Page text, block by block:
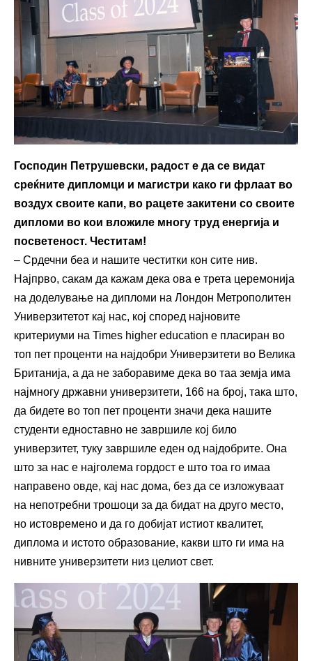
Господин Петрушевски, радост е да се видат
среќните дипломци и магистри како ги фрлаат во
воздух своите капи, во рацете закитени со своите
дипломи во кои вложиле многу труд енергија и
посветеност. Честитам!
– Срдечни беа и нашите честитки кон сите нив.
Најпрво, сакам да кажам дека ова е трета церемонија
на доделување на дипломи на Лондон Метрополитен
Универзитетот кај нас, кој според најновите
критериуми на Times higher education е пласиран во
топ пет проценти на најдобри Универзитети во Велика
Британија, а да не заборавиме дека во таа земја има
најмногу државни универзитети, 166 на број, така што,
да бидете во топ пет проценти значи дека нашите
студенти едноставно не завршиле кој било
универзитет, туку завршиле еден од најдобрите. Она
што за нас е најголема гордост е што тоа го имаа
направено овде, кај нас дома, без да се изложуваат
на непотребни трошоци за да бидат на друго место,
но истовремено и да го добијат истиот квалитет,
диплома и истото образование, какви што ги има на
нивните универзитети низ целиот свет.